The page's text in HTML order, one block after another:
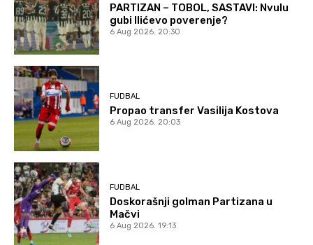
PARTIZAN – TOBOL, SASTAVI: Nvulu
gubi Ilićevo poverenje?
6 Aug 2026. 20:30
FUDBAL
Propao transfer Vasilija Kostova
6 Aug 2026. 20:03
FUDBAL
Doskorašnji golman Partizana u
Mačvi
6 Aug 2026. 19:13